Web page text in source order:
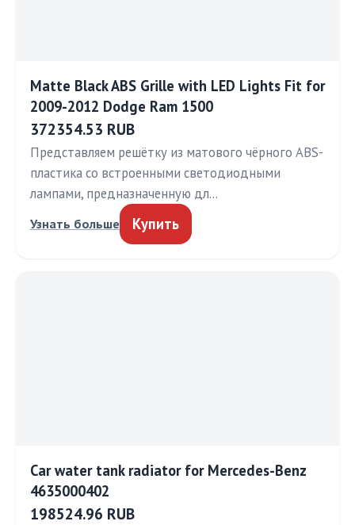
Matte Black ABS Grille with LED Lights Fit for
2009-2012 Dodge Ram 1500
372354.53 RUB
Представляем решётку из матового чёрного ABS-
пластика со встроенными светодиодными
лампами, предназначенную дл…
Узнать больше Купить
Car water tank radiator for Mercedes-Benz
4635000402
198524.96 RUB